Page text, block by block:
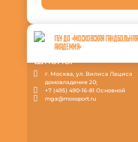
ГБУ ДО «МОСКОВСКАЯ ГАНДБОЛЬНАЯ
АКАДЕМИЯ»
г. Москва, ул. Вилиса Лациса
домовладение 20;
+7 (495) 490-16-81 Основной
mga@mossport.ru